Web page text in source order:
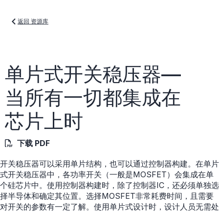
返回 资源库
单片式开关稳压器—
当所有一切都集成在
芯片上时
下载 PDF
开关稳压器可以采用单片结构，也可以通过控制器构建。在单片
式开关稳压器中，各功率开关（一般是MOSFET）会集成在单
个硅芯片中。使用控制器构建时，除了控制器IC，还必须单独选
择半导体和确定其位置。选择MOSFET非常耗费时间，且需要
对开关的参数有一定了解。使用单片式设计时，设计人员无需处